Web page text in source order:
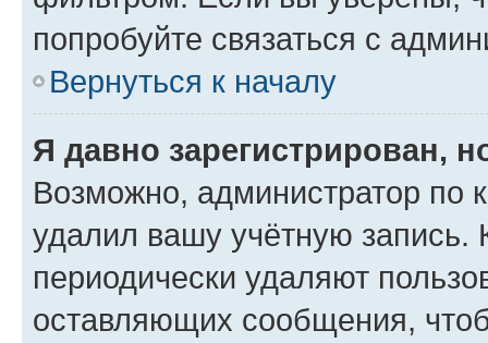
попробуйте связаться с
Вернуться к началу
Я давно зарегистрирован,
Возможно, администратор по
удалил вашу учётную запись.
периодически удаляют
оставляющих сообщения,